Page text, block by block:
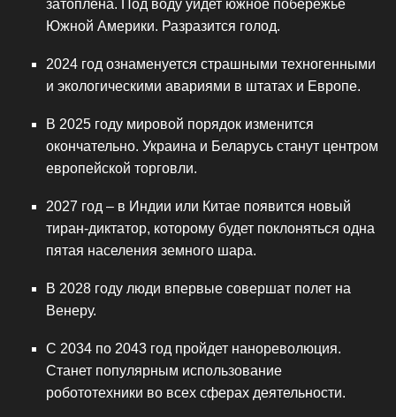
затоплена. Под воду уйдет южное побережье
Южной Америки. Разразится голод.
2024 год ознаменуется страшными техногенными
и экологическими авариями в штатах и Европе.
В 2025 году мировой порядок изменится
окончательно. Украина и Беларусь станут центром
европейской торговли.
2027 год – в Индии или Китае появится новый
тиран-диктатор, которому будет поклоняться одна
пятая населения земного шара.
В 2028 году люди впервые совершат полет на
Венеру.
С 2034 по 2043 год пройдет нанореволюция.
Станет популярным использование
робототехники во всех сферах деятельности.